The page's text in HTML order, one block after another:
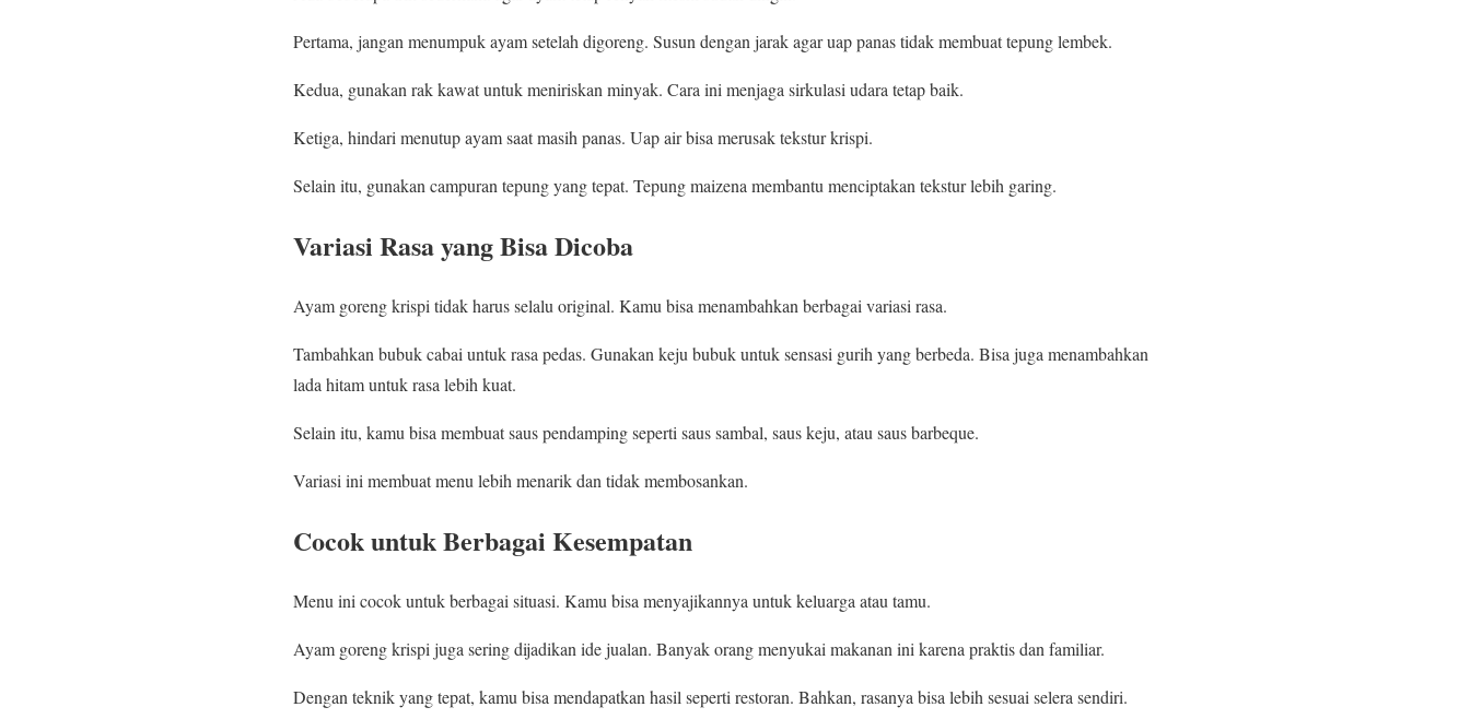
Pertama, jangan menumpuk ayam setelah digoreng. Susun dengan jarak agar uap panas tidak membuat tepung lembek.
Kedua, gunakan rak kawat untuk meniriskan minyak. Cara ini menjaga sirkulasi udara tetap baik.
Ketiga, hindari menutup ayam saat masih panas. Uap air bisa merusak tekstur krispi.
Selain itu, gunakan campuran tepung yang tepat. Tepung maizena membantu menciptakan tekstur lebih garing.
Variasi Rasa yang Bisa Dicoba
Ayam goreng krispi tidak harus selalu original. Kamu bisa menambahkan berbagai variasi rasa.
Tambahkan bubuk cabai untuk rasa pedas. Gunakan keju bubuk untuk sensasi gurih yang berbeda. Bisa juga menambahkan
lada hitam untuk rasa lebih kuat.
Selain itu, kamu bisa membuat saus pendamping seperti saus sambal, saus keju, atau saus barbeque.
Variasi ini membuat menu lebih menarik dan tidak membosankan.
Cocok untuk Berbagai Kesempatan
Menu ini cocok untuk berbagai situasi. Kamu bisa menyajikannya untuk keluarga atau tamu.
Ayam goreng krispi juga sering dijadikan ide jualan. Banyak orang menyukai makanan ini karena praktis dan familiar.
Dengan teknik yang tepat, kamu bisa mendapatkan hasil seperti restoran. Bahkan, rasanya bisa lebih sesuai selera sendiri.